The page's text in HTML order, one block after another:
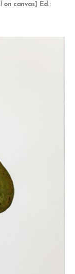
canvas] Ed.: